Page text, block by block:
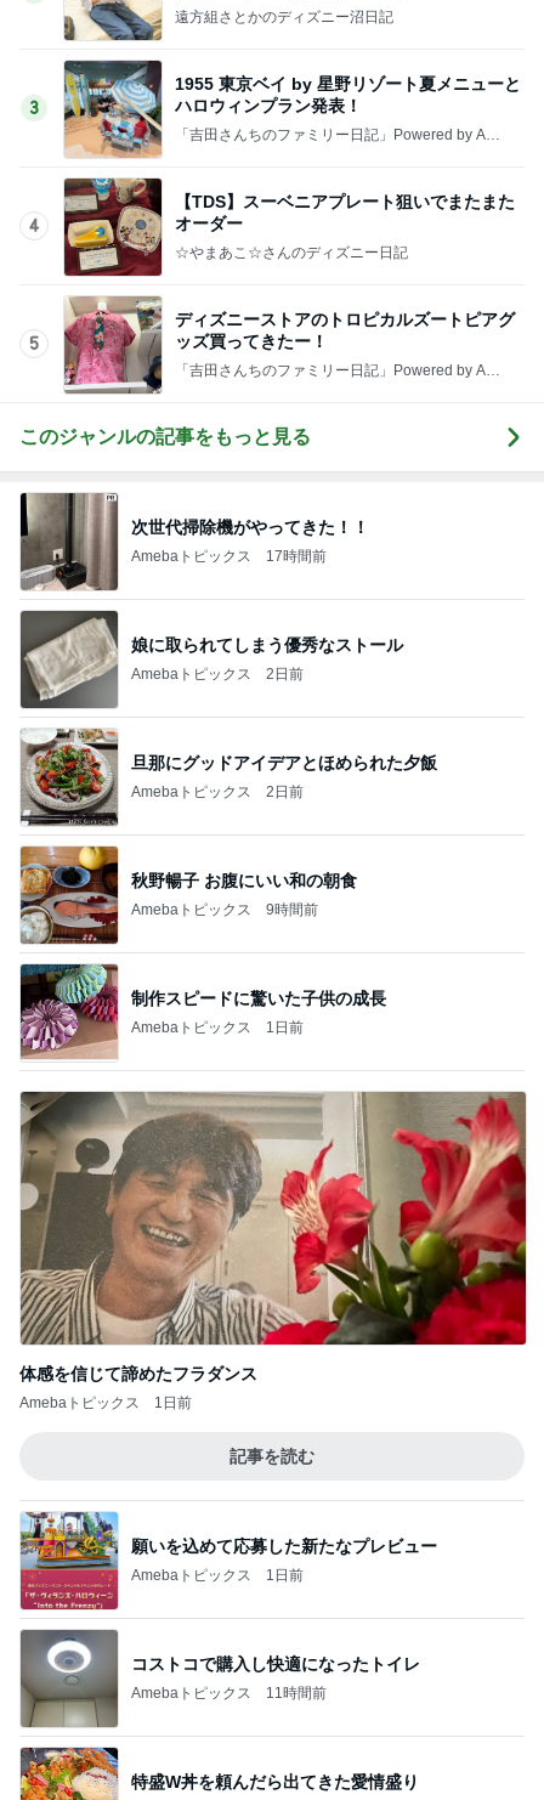
遠方組さとかのディズニー沼日記
3
1955 東京ベイ by 星野リゾート夏メニューと
ハロウィンプラン発表！
「吉田さんちのファミリー日記」Powered by Ame
4
【TDS】スーベニアプレート狙いでまたまた
オーダー
☆やまあこ☆さんのディズニー日記
5
ディズニーストアのトロピカルズートピアグ
ッズ買ってきたー！
「吉田さんちのファミリー日記」Powered by Ame
このジャンルの記事をもっと見る
次世代掃除機がやってきた！！
Amebaトピックス 17時間前
娘に取られてしまう優秀なストール
Amebaトピックス 2日前
旦那にグッドアイデアとほめられた夕飯
Amebaトピックス 2日前
秋野暢子 お腹にいい和の朝食
Amebaトピックス 9時間前
制作スピードに驚いた子供の成長
Amebaトピックス 1日前
体感を信じて諦めたフラダンス
Amebaトピックス 1日前
記事を読む
願いを込めて応募した新たなプレビュー
Amebaトピックス 1日前
コストコで購入し快適になったトイレ
Amebaトピックス 11時間前
特盛W丼を頼んだら出てきた愛情盛り